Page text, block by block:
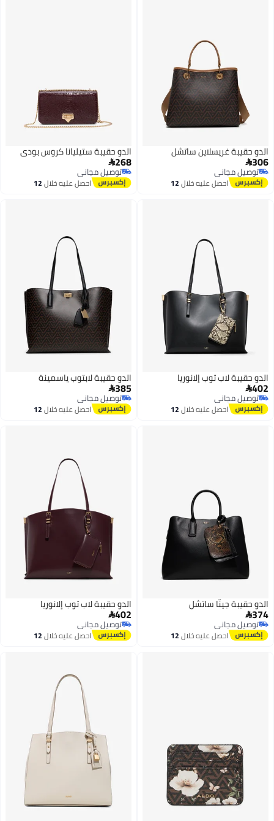
الدو حقيبة غريسلاين ساتشل
306
توصيل مجاني
توصيل مجانياحصل عليه خلال12
الدو حقيبة ستيليانا كروس بودي
268
توصيل مجاني
توصيل مجانياحصل عليه خلال12
الدو حقيبة لاب توب إلانوريا
402
توصيل مجاني
توصيل مجانياحصل عليه خلال12
الدو حقيبة لابتوب ياسمينة
385
توصيل مجاني
توصيل مجانياحصل عليه خلال12
الدو حقيبة جينّا ساتشل
374
توصيل مجاني
توصيل مجانياحصل عليه خلال12
الدو حقيبة لاب توب إلانوريا
402
توصيل مجاني
توصيل مجانياحصل عليه خلال12